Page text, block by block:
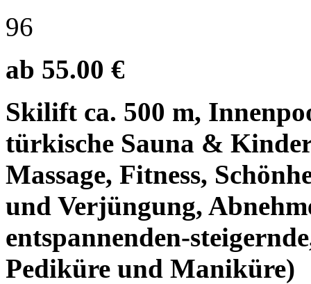
96
ab 55.00 €
Skilift ca. 500 m,
türkische Sauna &
Massage, Fitness,
und Verjüngung,
entspannenden-
Pediküre und Maniküre)